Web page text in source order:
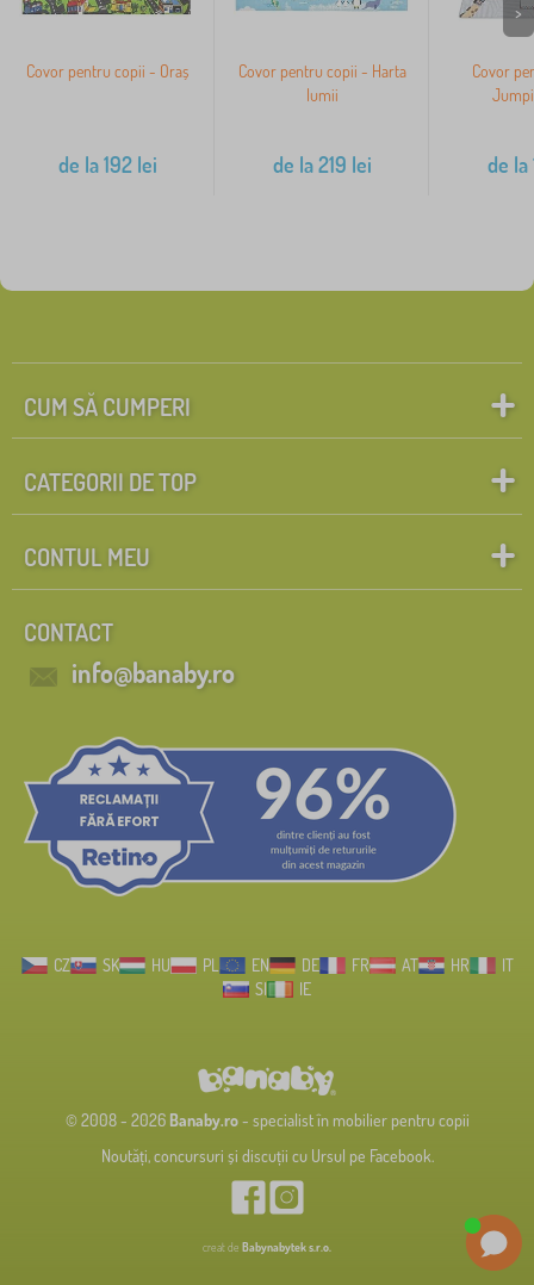
Covor pentru copii - Oraș
de la192lei
Covor pentru copii - Harta
lumii
de la219 lei
Covor
de la
>
CUM SĂ CUMPERI
CATEGORII DE TOP
CONTUL MEU
CONTACT
info@banaby.ro
CZ SK HU PL EN DE FR AT HR
IT
SI
IE
© 2008 - 2026 Banaby.ro- specialist în mobilier pentru copii
Noutăți, concursuri și discuții cu Ursul pe Facebook.
creat de Babynabytek s.r.o.